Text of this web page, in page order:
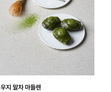
우지 말차 마들렌